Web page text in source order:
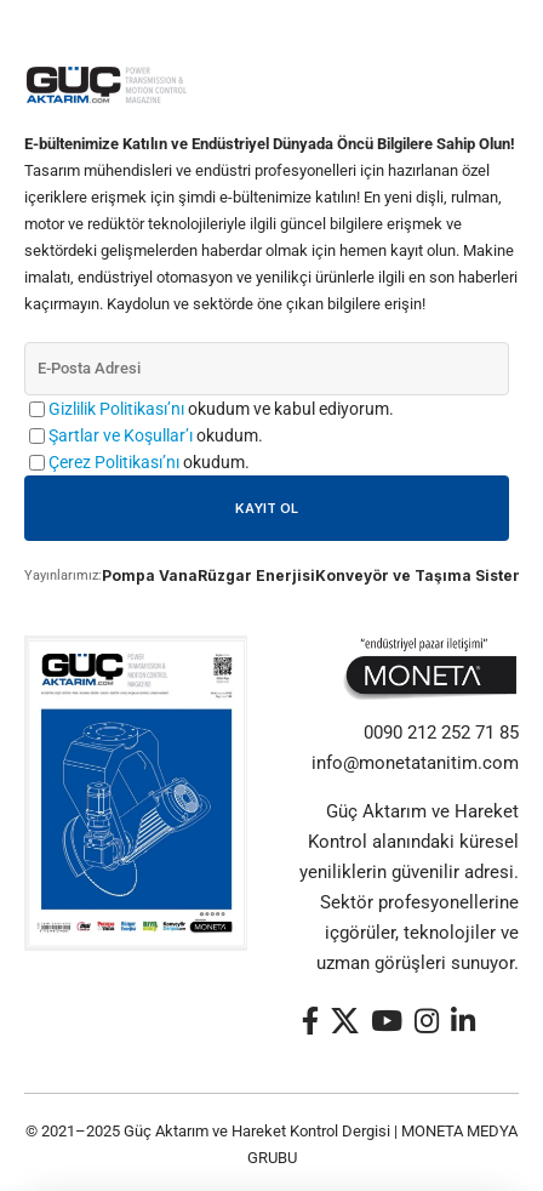
E-bültenimize Katılın ve Endüstriyel Dünyada Öncü Bilgilere Sahip Olun!
Tasarım mühendisleri ve endüstri profesyonelleri için hazırlanan özel
içeriklere erişmek için şimdi e-bültenimize katılın! En yeni dişli, rulman,
motor ve redüktör teknolojileriyle ilgili güncel bilgilere erişmek ve
sektördeki gelişmelerden haberdar olmak için hemen kayıt olun. Makine
imalatı, endüstriyel otomasyon ve yenilikçi ürünlerle ilgili en son haberleri
kaçırmayın. Kaydolun ve sektörde öne çıkan bilgilere erişin!
Gizlilik Politikası’nıokudum ve kabul ediyorum.
Şartlar ve Koşullar’ıokudum.
Çerez Politikası’nıokudum.
Yayınlarımız:Pompa VanaRüzgar EnerjisiKonveyör ve Taşıma
0090 212 252 71 85
info@monetatanitim.com
Güç Aktarım ve Hareket
Kontrol alanındaki küresel
yeniliklerin güvenilir adresi.
Sektör profesyonellerine
içgörüler, teknolojiler ve
uzman görüşleri sunuyor.
© 2021–2025 Güç Aktarım ve Hareket Kontrol Dergisi | MONETA MEDYA
GRUBU